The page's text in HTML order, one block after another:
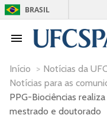
BRASIL
Início > Notícias da
Notícias para as
PPG-Biociências
mestrado e doutorado